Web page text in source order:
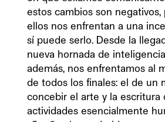
estos cambios son negativos,
ellos nos enfrentan a una
sí puede serlo. Desde la
nueva hornada de
además, nos enfrentamos al
de todos los finales: el de un
concebir el arte y la escritura
actividades esencialmente